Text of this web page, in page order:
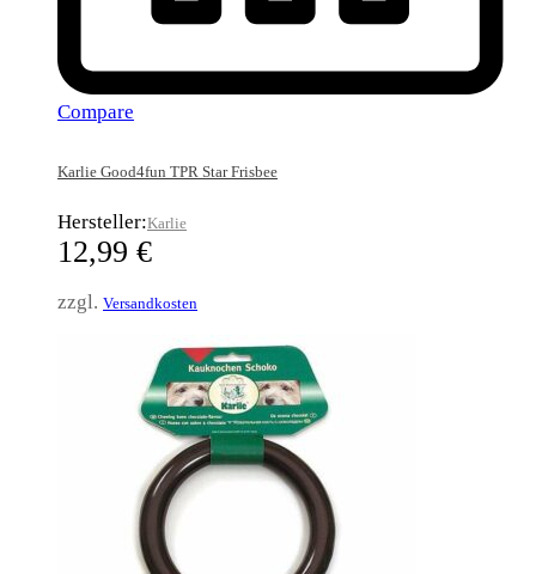
Compare
Karlie Good4fun TPR Star Frisbee
Hersteller:Karlie
12,99 €
zzgl. Versandkosten